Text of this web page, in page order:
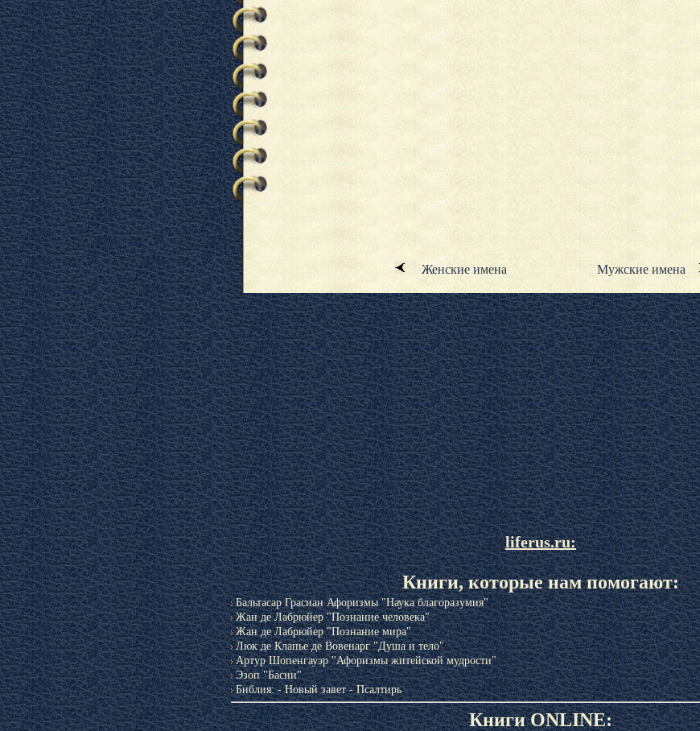
Женские имена Мужские имена
liferus.ru:
Книги, которые нам помогают:
Бальтасар Грасиан Афоризмы "Наука благоразумия"
Жан де Лабрюйер "Познание человека"
Жан де Лабрюйер "Познание мира"
Люк де Клапье де Вовенарг "Душа и тело"
Артур Шопенгауэр "Афоризмы житейской мудрости"
Эзоп "Басни"
Библия: - Новый завет - Псалтирь
Книги ONLINE: